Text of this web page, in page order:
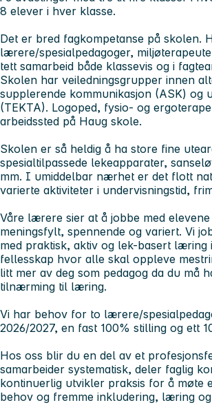
8 elever i hver klasse.
Det er bred fagkompetanse på skolen.
lærere/spesialpedagoger,
tett samarbeid både klassevis og
Skolen har veiledningsgrupper innen
supplerende kommunikasjon (ASK) og
(TEKTA). Logoped, fysio- og
arbeidssted på Haug skole.
Skolen er så heldig å ha store fine
spesialtilpassede lekeapparater,
mm. I umiddelbar nærhet er det flott
varierte aktiviteter i undervisningstid,
Våre lærere sier at å jobbe med
meningsfylt, spennende og variert. Vi
med praktisk, aktiv og lek-basert læring
fellesskap hvor alle skal oppleve
litt mer av deg som pedagog da du må
tilnærming til læring.
Vi har behov for to lærere/
2026/2027, en fast 100% stilling og ett
Hos oss blir du en del av et
samarbeider systematisk, deler faglig
kontinuerlig utvikler praksis for å møte
behov og fremme inkludering, læring